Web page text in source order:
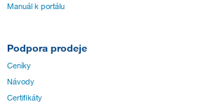
Manuál k portálu
Podpora prodeje
Ceníky
Návody
Certifikáty